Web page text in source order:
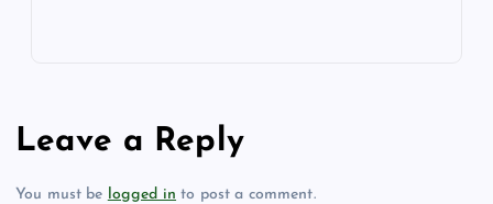
Leave a Reply
You must be logged in to post a comment.